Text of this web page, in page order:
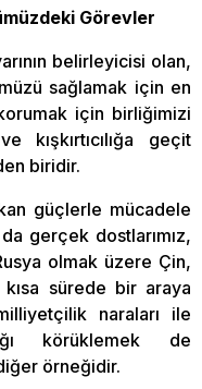
Görevler
belirleyicisi olan,
sağlamak için en
için birliğimizi
kışkırtıcılığa geçit
biridir.
güçlerle mücadele
gerçek dostlarımız,
olmak üzere Çin,
sürede bir araya
naraları ile
körüklemek de
örneğidir.